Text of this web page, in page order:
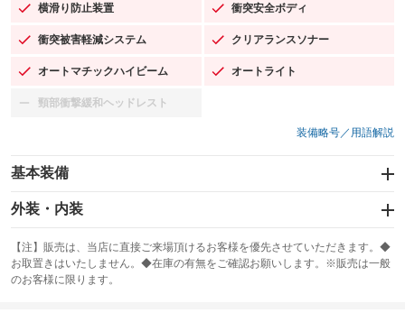
横滑り防止装置
：装備あり 衝突安全ボディ
：装備あり
衝突被害軽減システム
：装備あり クリアランスソナー
：装備あり
オートマチックハイビーム
：装備あり オートライト
：装備あり
頸部衝撃緩和ヘッドレスト
：装備なし
装備略号／用語解説
基本装備
エアバッグ：運転席/助手席/サイド
：装備あり
：装備なし
サンルーフ
：装備なし ABS
外装・内装
カーナビ：メモリーナビ他
：装備あり
TV：フルセグ
：装備あり
【注】販売は、当店に直接ご来場頂けるお客様を優先させていただきます。◆
お取置きはいたしません。◆在庫の有無をご確認お願いします。※販売は一般
のお客様に限ります。